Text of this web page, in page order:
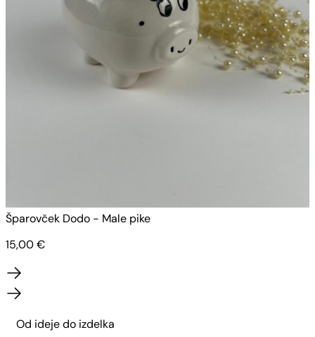
Šparovček Dodo - Male pike
15,00€
Od ideje do izdelka